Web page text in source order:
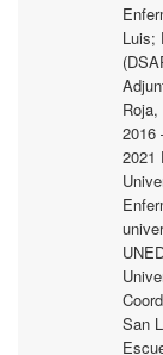
Luis;
2016
2021
San